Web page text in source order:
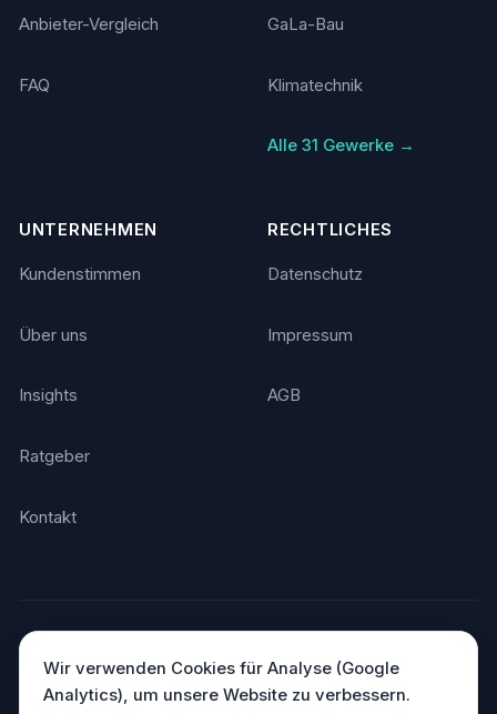
Anbieter-Vergleich
FAQ
GaLa-Bau
Klimatechnik
Alle 31 Gewerke →
UNTERNEHMEN
Kundenstimmen
Über uns
Insights
Ratgeber
Kontakt
RECHTLICHES
Datenschutz
Impressum
AGB
DSGVO-konform · Hosting in Deutschland
Wir verwenden Cookies für Analyse (Google
Analytics), um unsere Website zu verbessern.